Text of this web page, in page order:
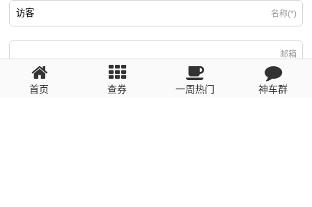
名称(*)
邮箱
回复需填写必要信息
首页 查券 一周热门 神车群